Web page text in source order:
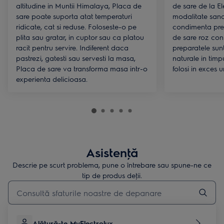
altitudine in Muntii Himalaya, Placa de
sare poate suporta atat temperaturi
ridicate, cat si reduse. Foloseste-o pe
plita sau gratar, in cuptor sau ca platou
racit pentru servire. Indiferent daca
pastrezi, gatesti sau servesti la masa,
Placa de sare va transforma masa intr-o
experienta delicioasa.
de sare de la
modalitate
condimenta
de sare roz
preparatele
naturale in
folosi in exces
Asistenţă
Descrie pe scurt problema, pune o întrebare sau spune-ne ce
tip de produs deţii.
Type to search for support articles